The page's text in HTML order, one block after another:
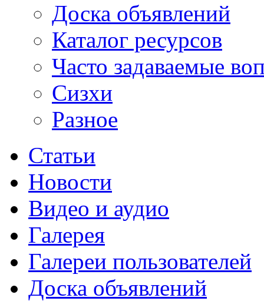
Доска объявлений
Каталог ресурсов
Часто задаваемые
Сизхи
Разное
Статьи
Новости
Видео и аудио
Галерея
Галереи пользователей
Доска объявлений